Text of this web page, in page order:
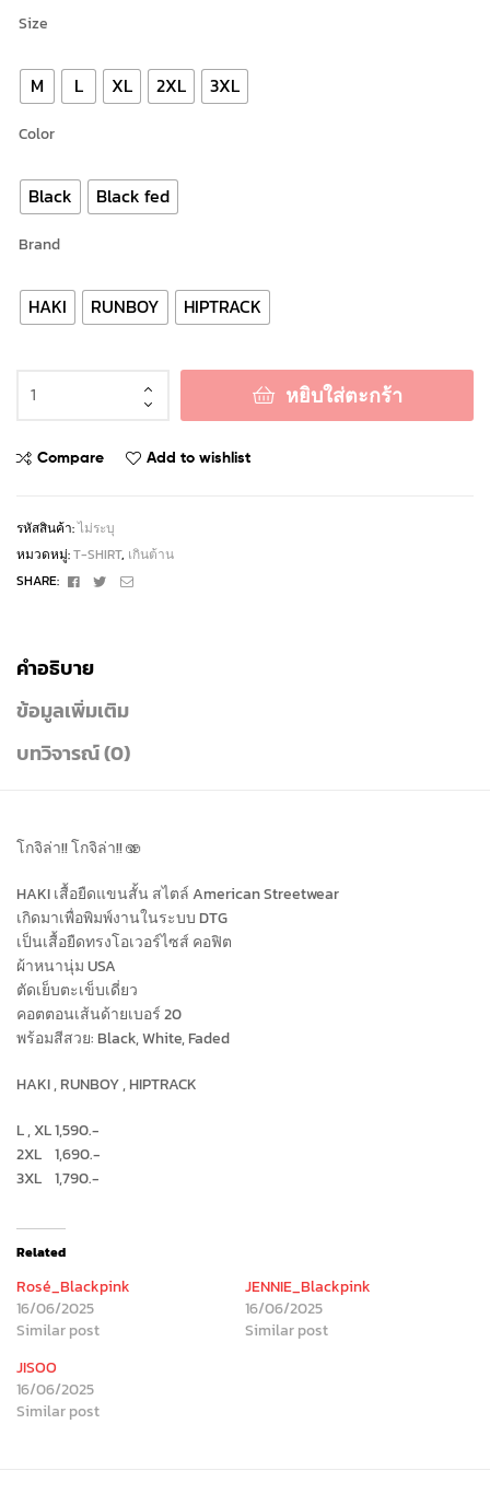
Size
M L XL 2XL 3XL
Color
Black Black fed
Brand
HAKI RUNBOY HIPTRACK
หยิบใส่ตะกร้า
Compare Add to wishlist
รหัสสินค้า:ไม่ระบุ
หมวดหมู่:T-SHIRT, เกินต้าน
SHARE:
Facebook
TwitterEmail
คำอธิบาย
ข้อมูลเพิ่มเติม
บทวิจารณ์ (0)
โกจิล่า!! โกจิล่า!! 🫨
HAKI เสื้อยืดแขนสั้น สไตล์ American Streetwear
เกิดมาเพื่อพิมพ์งานในระบบ DTG
เป็นเสื้อยืดทรงโอเวอร์ไซส์ คอฟิต
ผ้าหนานุ่ม USA
ตัดเย็บตะเข็บเดี่ยว
คอตตอนเส้นด้ายเบอร์ 20
พร้อมสีสวย: Black, White, Faded
HAKI , RUNBOY , HIPTRACK
L , XL 1,590.-
2XL 1,690.-
3XL 1,790.-
Related
Rosé_Blackpink
16/06/2025
Similar post
JENNIE_Blackpink
16/06/2025
Similar post
JISOO
16/06/2025
Similar post